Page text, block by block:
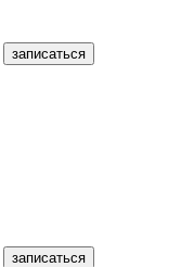
записаться
записаться